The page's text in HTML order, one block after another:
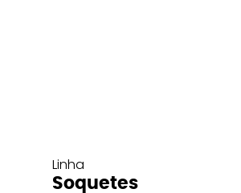
Linha
Soquetes